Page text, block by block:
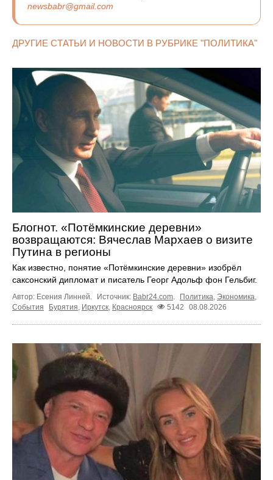
newsbabr@gmail.com
ДРУГИЕ СТАТЬИ И НОВОСТИ В РУБРИКЕ "ПОЛИТИКА"
Блогнот. «Потёмкинские деревни»
возвращаются: Вячеслав Мархаев о визите
Путина в регионы
Как известно, понятие «Потёмкинские деревни» изобрёл
саксонский дипломат и писатель Георг Адольф фон Гельбиг.
Автор: Есения Линней. Источник: Babr24.com. Политика, Экономика,
События
Бурятия, Иркутск, Красноярск 5142 08.08.2026